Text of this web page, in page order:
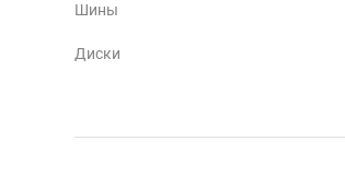
Шины
Диски